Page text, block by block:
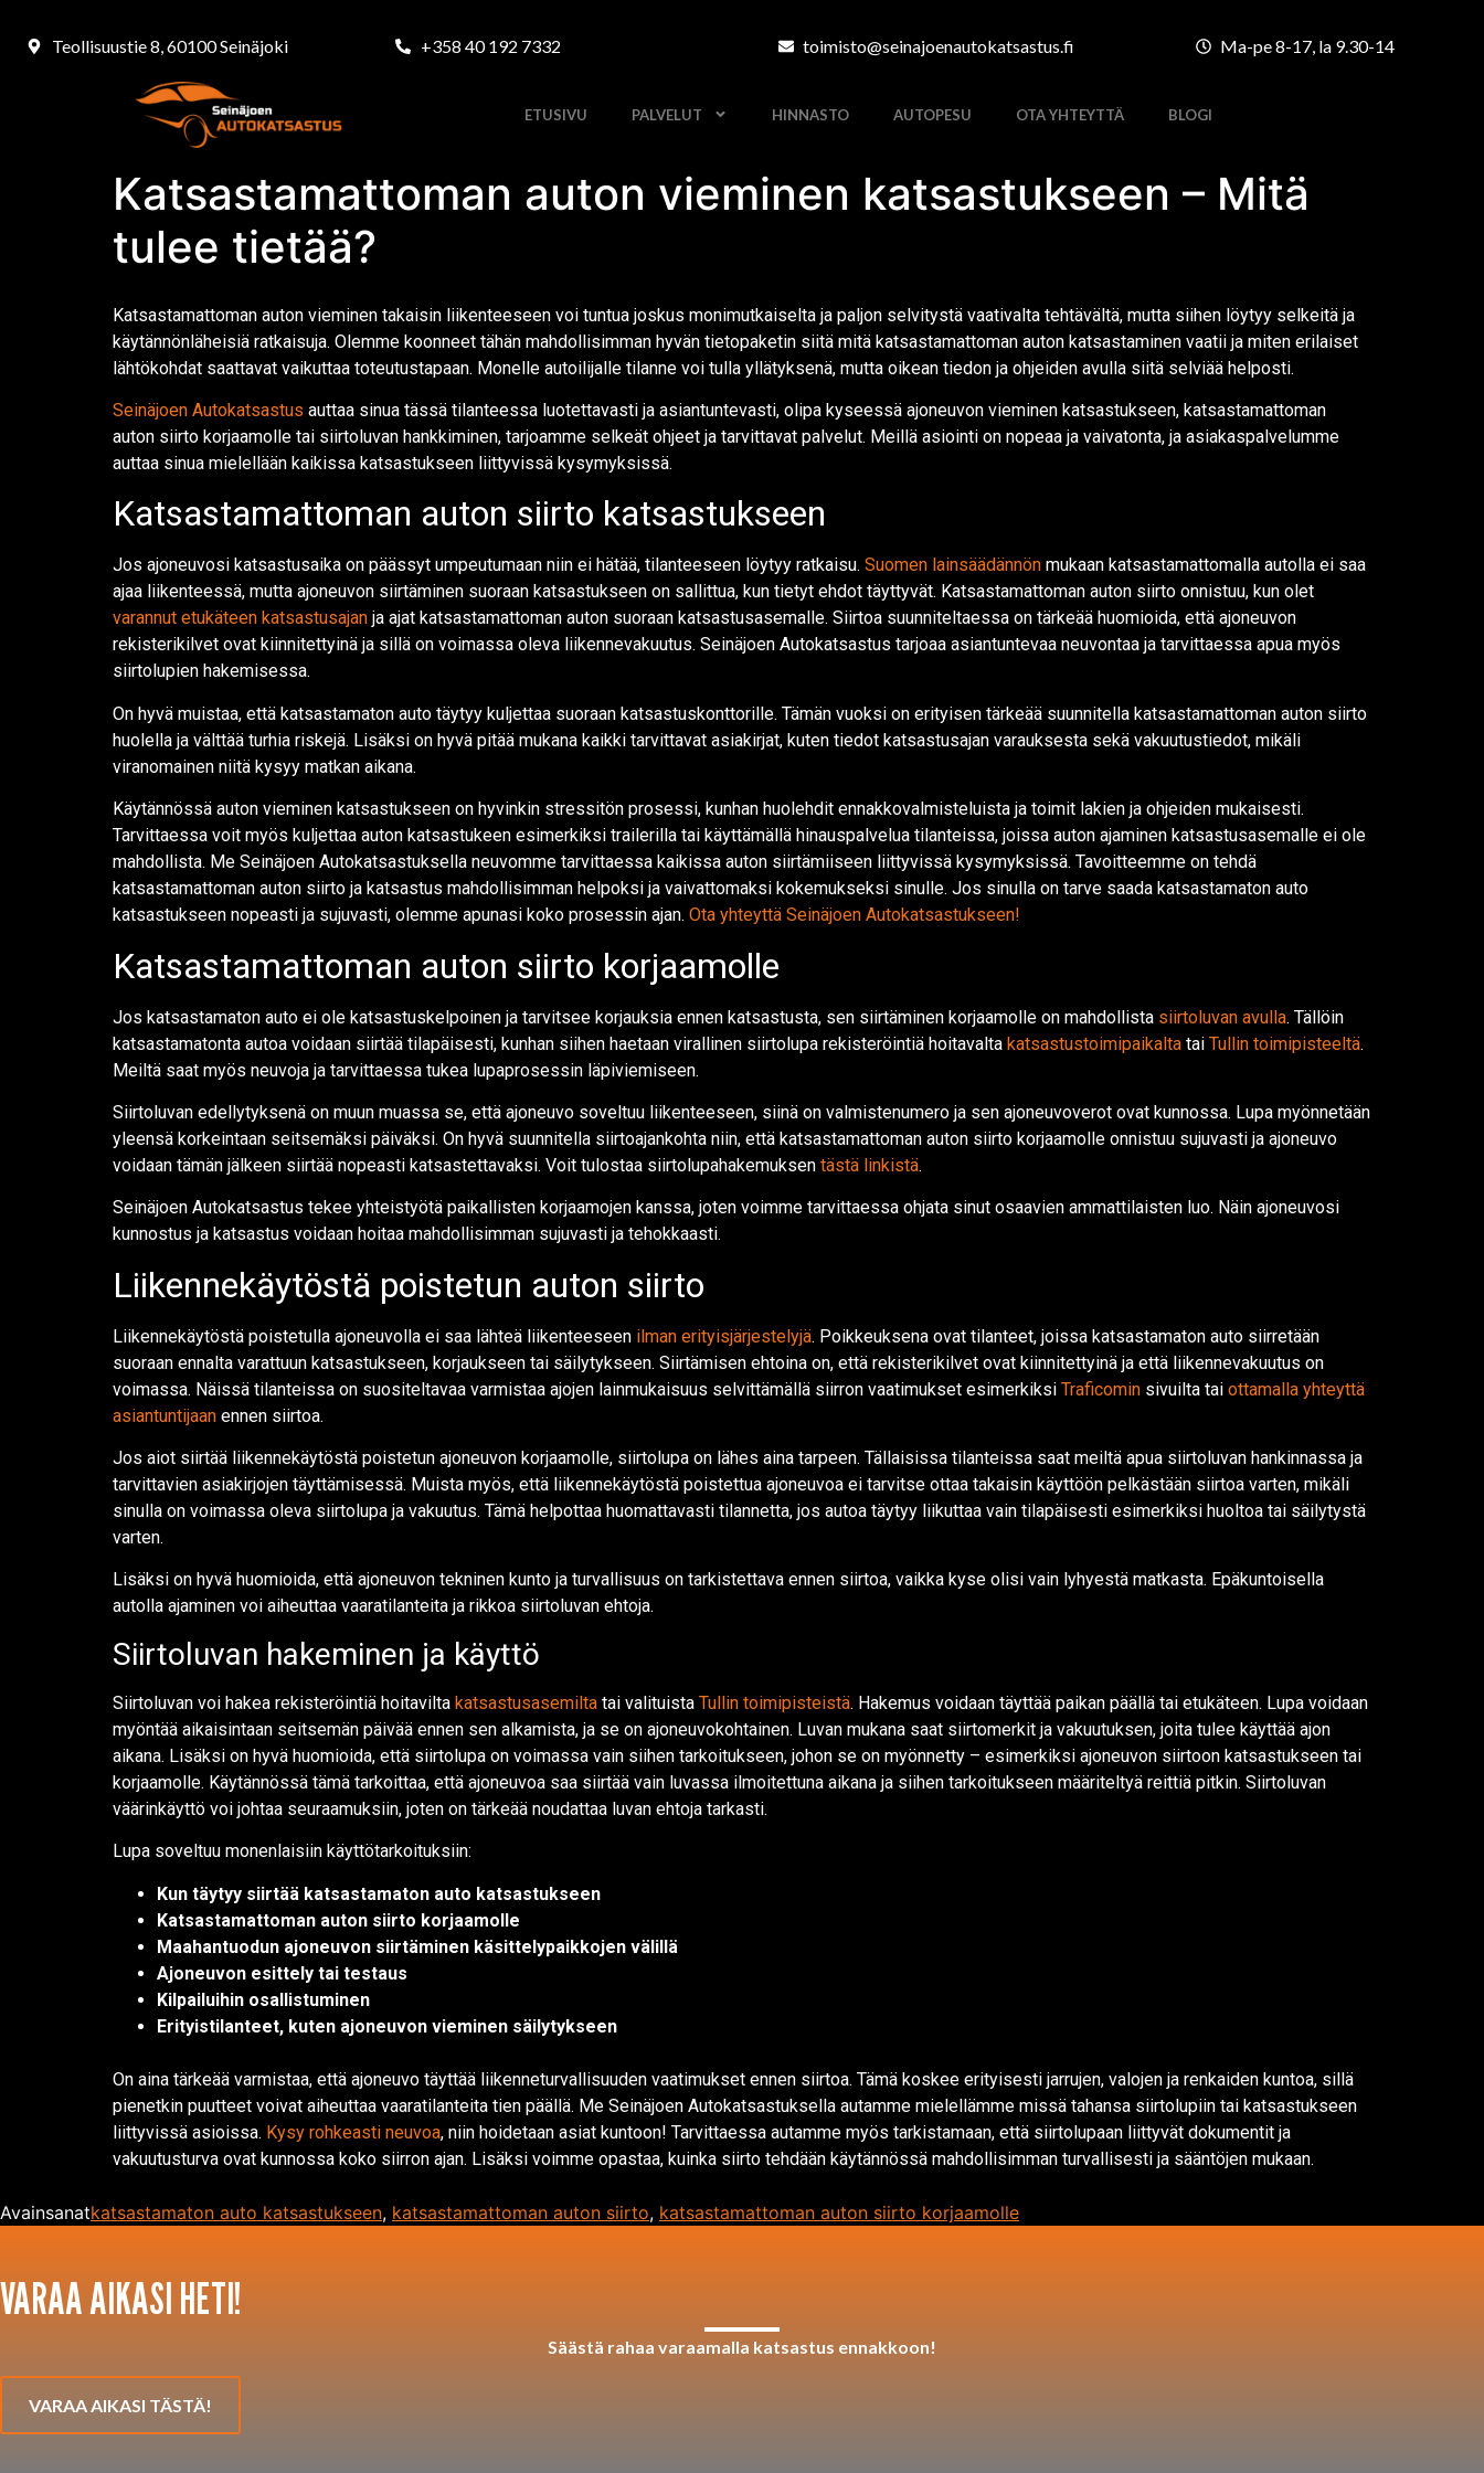
Teollisuustie 8, 60100 Seinäjoki +358 40 192 7332 toimisto@seinajoenautokatsastus.fi Ma-pe 8-17, la 9.30-14
ETUSIVU PALVELUT HINNASTO AUTOPESU OTA YHTEYTTÄ BLOGI
Katsastamattoman auton vieminen katsastukseen – Mitä
tulee tietää?
Katsastamattoman auton vieminen takaisin liikenteeseen voi tuntua joskus monimutkaiselta ja paljon selvitystä vaativalta tehtävältä, mutta siihen löytyy selkeitä ja
käytännönläheisiä ratkaisuja. Olemme koonneet tähän mahdollisimman hyvän tietopaketin siitä mitä katsastamattoman auton katsastaminen vaatii ja miten erilaiset
lähtökohdat saattavat vaikuttaa toteutustapaan. Monelle autoilijalle tilanne voi tulla yllätyksenä, mutta oikean tiedon ja ohjeiden avulla siitä selviää helposti.
Seinäjoen Autokatsastus auttaa sinua tässä tilanteessa luotettavasti ja asiantuntevasti, olipa kyseessä ajoneuvon vieminen katsastukseen, katsastamattoman
auton siirto korjaamolle tai siirtoluvan hankkiminen, tarjoamme selkeät ohjeet ja tarvittavat palvelut. Meillä asiointi on nopeaa ja vaivatonta, ja asiakaspalvelumme
auttaa sinua mielellään kaikissa katsastukseen liittyvissä kysymyksissä.
Katsastamattoman auton siirto katsastukseen
Jos ajoneuvosi katsastusaika on päässyt umpeutumaan niin ei hätää, tilanteeseen löytyy ratkaisu. Suomen lainsäädännön mukaan katsastamattomalla autolla ei saa
ajaa liikenteessä, mutta ajoneuvon siirtäminen suoraan katsastukseen on sallittua, kun tietyt ehdot täyttyvät. Katsastamattoman auton siirto onnistuu, kun olet
varannut etukäteen katsastusajan ja ajat katsastamattoman auton suoraan katsastusasemalle. Siirtoa suunniteltaessa on tärkeää huomioida, että ajoneuvon
rekisterikilvet ovat kiinnitettyinä ja sillä on voimassa oleva liikennevakuutus. Seinäjoen Autokatsastus tarjoaa asiantuntevaa neuvontaa ja tarvittaessa apua myös
siirtolupien hakemisessa.
On hyvä muistaa, että katsastamaton auto täytyy kuljettaa suoraan katsastuskonttorille. Tämän vuoksi on erityisen tärkeää suunnitella katsastamattoman auton siirto
huolella ja välttää turhia riskejä. Lisäksi on hyvä pitää mukana kaikki tarvittavat asiakirjat, kuten tiedot katsastusajan varauksesta sekä vakuutustiedot, mikäli
viranomainen niitä kysyy matkan aikana.
Käytännössä auton vieminen katsastukseen on hyvinkin stressitön prosessi, kunhan huolehdit ennakkovalmisteluista ja toimit lakien ja ohjeiden mukaisesti.
Tarvittaessa voit myös kuljettaa auton katsastukeen esimerkiksi trailerilla tai käyttämällä hinauspalvelua tilanteissa, joissa auton ajaminen katsastusasemalle ei ole
mahdollista. Me Seinäjoen Autokatsastuksella neuvomme tarvittaessa kaikissa auton siirtämiiseen liittyvissä kysymyksissä. Tavoitteemme on tehdä
katsastamattoman auton siirto ja katsastus mahdollisimman helpoksi ja vaivattomaksi kokemukseksi sinulle. Jos sinulla on tarve saada katsastamaton auto
katsastukseen nopeasti ja sujuvasti, olemme apunasi koko prosessin ajan. Ota yhteyttä Seinäjoen Autokatsastukseen!
Katsastamattoman auton siirto korjaamolle
Jos katsastamaton auto ei ole katsastuskelpoinen ja tarvitsee korjauksia ennen katsastusta, sen siirtäminen korjaamolle on mahdollista siirtoluvan avulla. Tällöin
katsastamatonta autoa voidaan siirtää tilapäisesti, kunhan siihen haetaan virallinen siirtolupa rekisteröintiä hoitavalta katsastustoimipaikalta tai Tullin toimipisteeltä.
Meiltä saat myös neuvoja ja tarvittaessa tukea lupaprosessin läpiviemiseen.
Siirtoluvan edellytyksenä on muun muassa se, että ajoneuvo soveltuu liikenteeseen, siinä on valmistenumero ja sen ajoneuvoverot ovat kunnossa. Lupa myönnetään
yleensä korkeintaan seitsemäksi päiväksi. On hyvä suunnitella siirtoajankohta niin, että katsastamattoman auton siirto korjaamolle onnistuu sujuvasti ja ajoneuvo
voidaan tämän jälkeen siirtää nopeasti katsastettavaksi. Voit tulostaa siirtolupahakemuksen tästä linkistä.
Seinäjoen Autokatsastus tekee yhteistyötä paikallisten korjaamojen kanssa, joten voimme tarvittaessa ohjata sinut osaavien ammattilaisten luo. Näin ajoneuvosi
kunnostus ja katsastus voidaan hoitaa mahdollisimman sujuvasti ja tehokkaasti.
Liikennekäytöstä poistetun auton siirto
Liikennekäytöstä poistetulla ajoneuvolla ei saa lähteä liikenteeseen ilman erityisjärjestelyjä. Poikkeuksena ovat tilanteet, joissa katsastamaton auto siirretään
suoraan ennalta varattuun katsastukseen, korjaukseen tai säilytykseen. Siirtämisen ehtoina on, että rekisterikilvet ovat kiinnitettyinä ja että liikennevakuutus on
voimassa. Näissä tilanteissa on suositeltavaa varmistaa ajojen lainmukaisuus selvittämällä siirron vaatimukset esimerkiksi Traficomin sivuilta tai ottamalla yhteyttä
asiantuntijaan ennen siirtoa.
Jos aiot siirtää liikennekäytöstä poistetun ajoneuvon korjaamolle, siirtolupa on lähes aina tarpeen. Tällaisissa tilanteissa saat meiltä apua siirtoluvan hankinnassa ja
tarvittavien asiakirjojen täyttämisessä. Muista myös, että liikennekäytöstä poistettua ajoneuvoa ei tarvitse ottaa takaisin käyttöön pelkästään siirtoa varten, mikäli
sinulla on voimassa oleva siirtolupa ja vakuutus. Tämä helpottaa huomattavasti tilannetta, jos autoa täytyy liikuttaa vain tilapäisesti esimerkiksi huoltoa tai säilytystä
varten.
Lisäksi on hyvä huomioida, että ajoneuvon tekninen kunto ja turvallisuus on tarkistettava ennen siirtoa, vaikka kyse olisi vain lyhyestä matkasta. Epäkuntoisella
autolla ajaminen voi aiheuttaa vaaratilanteita ja rikkoa siirtoluvan ehtoja.
Siirtoluvan hakeminen ja käyttö
Siirtoluvan voi hakea rekisteröintiä hoitavilta katsastusasemilta tai valituista Tullin toimipisteistä. Hakemus voidaan täyttää paikan päällä tai etukäteen. Lupa voidaan
myöntää aikaisintaan seitsemän päivää ennen sen alkamista, ja se on ajoneuvokohtainen. Luvan mukana saat siirtomerkit ja vakuutuksen, joita tulee käyttää ajon
aikana. Lisäksi on hyvä huomioida, että siirtolupa on voimassa vain siihen tarkoitukseen, johon se on myönnetty – esimerkiksi ajoneuvon siirtoon katsastukseen tai
korjaamolle. Käytännössä tämä tarkoittaa, että ajoneuvoa saa siirtää vain luvassa ilmoitettuna aikana ja siihen tarkoitukseen määriteltyä reittiä pitkin. Siirtoluvan
väärinkäyttö voi johtaa seuraamuksiin, joten on tärkeää noudattaa luvan ehtoja tarkasti.
Lupa soveltuu monenlaisiin käyttötarkoituksiin:
Kun täytyy siirtää katsastamaton auto katsastukseen
Katsastamattoman auton siirto korjaamolle
Maahantuodun ajoneuvon siirtäminen käsittelypaikkojen välillä
Ajoneuvon esittely tai testaus
Kilpailuihin osallistuminen
Erityistilanteet, kuten ajoneuvon vieminen säilytykseen
On aina tärkeää varmistaa, että ajoneuvo täyttää liikenneturvallisuuden vaatimukset ennen siirtoa. Tämä koskee erityisesti jarrujen, valojen ja renkaiden kuntoa, sillä
pienetkin puutteet voivat aiheuttaa vaaratilanteita tien päällä. Me Seinäjoen Autokatsastuksella autamme mielellämme missä tahansa siirtolupiin tai katsastukseen
liittyvissä asioissa. Kysy rohkeasti neuvoa, niin hoidetaan asiat kuntoon! Tarvittaessa autamme myös tarkistamaan, että siirtolupaan liittyvät dokumentit ja
vakuutusturva ovat kunnossa koko siirron ajan. Lisäksi voimme opastaa, kuinka siirto tehdään käytännössä mahdollisimman turvallisesti ja sääntöjen mukaan.
Avainsanatkatsastamaton auto katsastukseen, katsastamattoman auton siirto, katsastamattoman auton siirto korjaamolle
VARAA AIKASI HETI!
Säästä rahaa varaamalla katsastus ennakkoon!
VARAA AIKASI TÄSTÄ!